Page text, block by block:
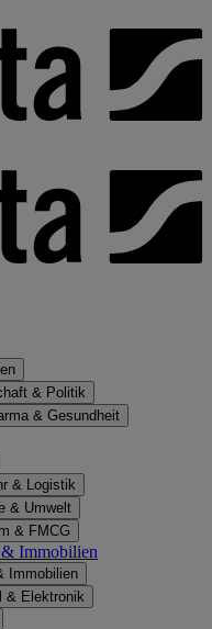
& Politik
& Gesundheit
& Logistik
& Umwelt
& FMCG
& Immobilien
Immobilien
& Elektronik